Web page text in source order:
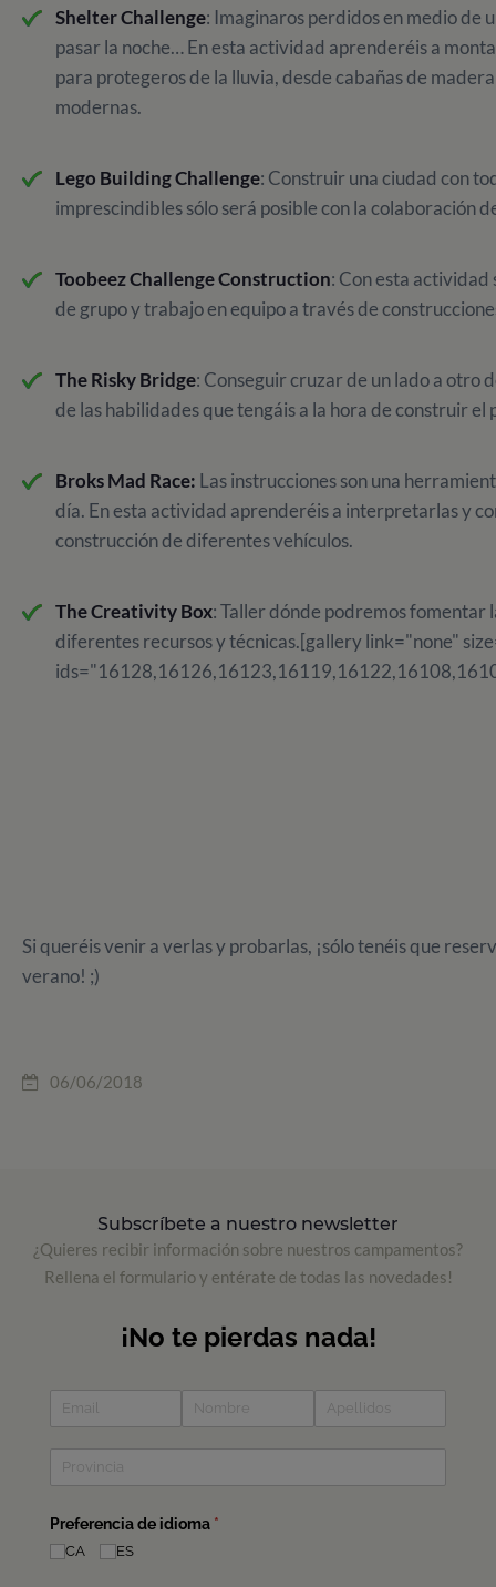
Shelter Challenge: Imaginaros perdidos en medio de
pasar la noche… En esta actividad aprenderéis a
para protegeros de la lluvia, desde cabañas de
modernas.
Lego Building Challenge: Construir una ciudad con
imprescindibles sólo será posible con la colaboración
Toobeez Challenge Construction: Con esta actividad
de grupo y trabajo en equipo a través de
The Risky Bridge: Conseguir cruzar de un lado a otro
de las habilidades que tengáis a la hora de construir el
Broks Mad Race: Las instrucciones son una
día. En esta actividad aprenderéis a interpretarlas y
construcción de diferentes vehículos.
The Creativity Box: Taller dónde podremos
diferentes recursos y técnicas.[gallery link="none"
Si queréis venir a verlas y probarlas, ¡sólo tenéis que
verano! ;)
06/06/2018
Subscríbete a nuestro newsletter
¿Quieres recibir información sobre nuestros campamentos?
Rellena el formulario y entérate de todas las novedades!